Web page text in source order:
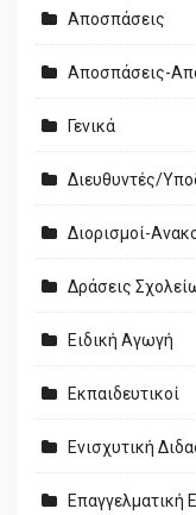
Αποσπάσεις
Αποσπάσεις-
Γενικά
Διευθυντές/
Διορισμοί-
Δράσεις
Ειδική Αγωγή
Εκπαιδευτικοί
Ενισχυτική
Επαγγελματική